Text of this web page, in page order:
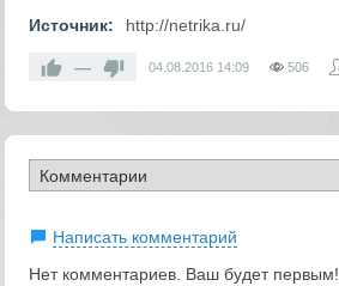
Источник: http://netrika.ru/
— 04.08.2016 14:09 506
Написать комментарий
Нет комментариев. Ваш будет первым!